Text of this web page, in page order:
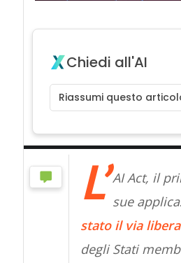
Chiedi all'AI
Riassumi questo
L’ AI Act, il
sue
stato il via
degli Stati